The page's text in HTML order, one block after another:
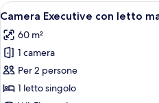
Apri
tutte
le
foto
per
Camera
4
Camera Executive con letto
60 m²
1 camera
Per 2 persone
1 letto singolo